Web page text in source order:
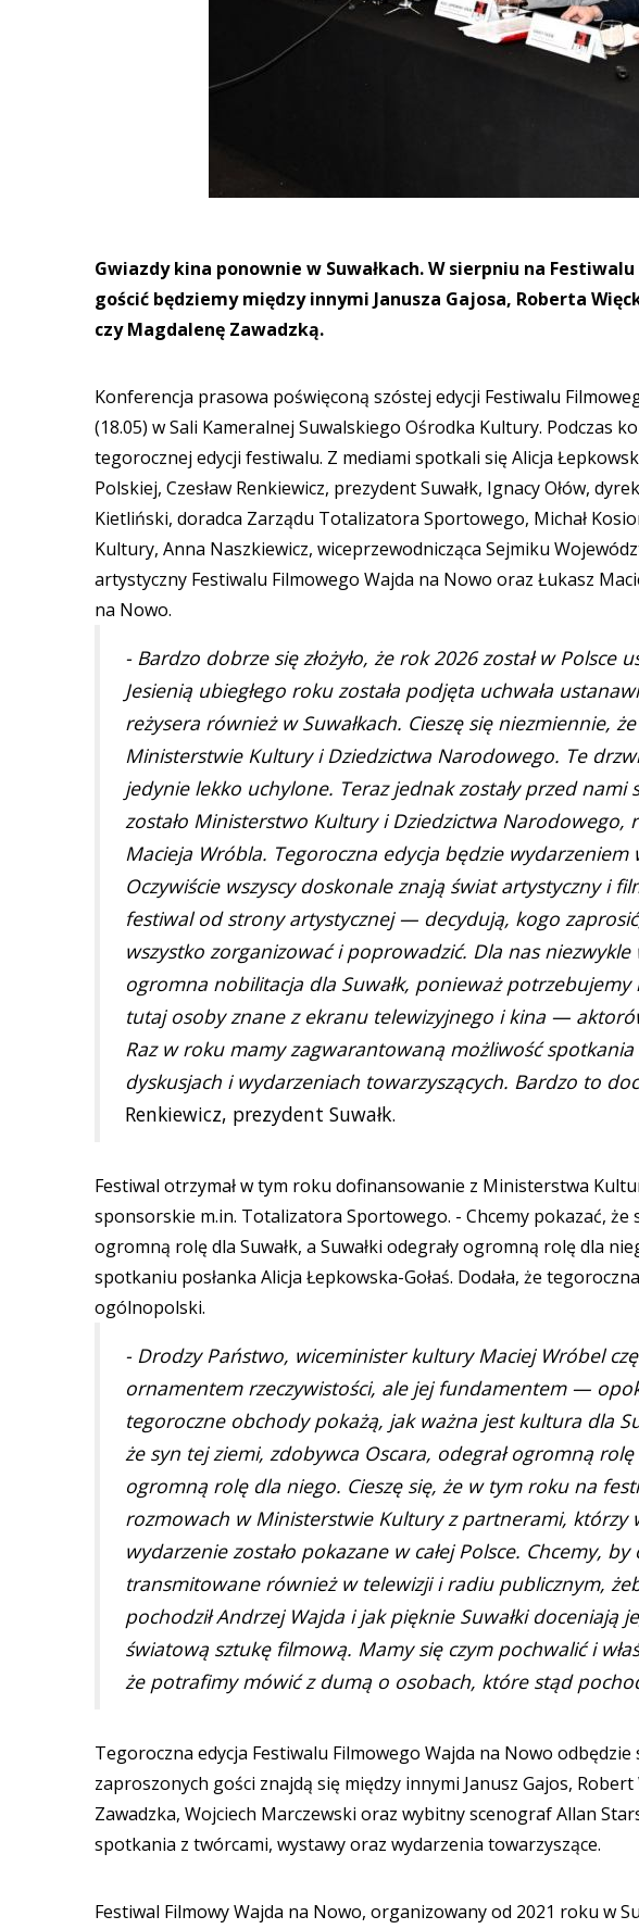
Gwiazdy kina ponownie w Suwałkach. W sierpniu na
gościć będziemy między innymi Janusza Gajosa, Roberta
czy Magdalenę Zawadzką.
Konferencja prasowa poświęconą szóstej edycji Festiwalu
(18.05) w Sali Kameralnej Suwalskiego Ośrodka Kultury.
tegorocznej edycji festiwalu. Z mediami spotkali się Alicja
Polskiej, Czesław Renkiewicz, prezydent Suwałk, Ignacy Ołów,
Kietliński, doradca Zarządu Totalizatora Sportowego, Michał
Kultury, Anna Naszkiewicz, wiceprzewodnicząca Sejmiku
artystyczny Festiwalu Filmowego Wajda na Nowo oraz Łukasz
na Nowo.
- Bardzo dobrze się złożyło, że rok 2026 został w
Jesienią ubiegłego roku została podjęta uchwała
reżysera również w Suwałkach. Cieszę się niezmiennie,
Ministerstwie Kultury i Dziedzictwa Narodowego. Te
jedynie lekko uchylone. Teraz jednak zostały przed
zostało Ministerstwo Kultury i Dziedzictwa
Macieja Wróbla. Tegoroczna edycja będzie
Oczywiście wszyscy doskonale znają świat artystyczny i
festiwal od strony artystycznej — decydują, kogo
wszystko zorganizować i poprowadzić. Dla nas
ogromna nobilitacja dla Suwałk, ponieważ potrzebujemy
tutaj osoby znane z ekranu telewizyjnego i kina —
Raz w roku mamy zagwarantowaną możliwość
dyskusjach i wydarzeniach towarzyszących. Bardzo to
Renkiewicz, prezydent Suwałk.
Festiwal otrzymał w tym roku dofinansowanie z Ministerstwa
sponsorskie m.in. Totalizatora Sportowego. - Chcemy pokazać, że
ogromną rolę dla Suwałk, a Suwałki odegrały ogromną rolę dla
spotkaniu posłanka Alicja Łepkowska-Gołaś. Dodała, że
ogólnopolski.
- Drodzy Państwo, wiceminister kultury Maciej Wróbel
ornamentem rzeczywistości, ale jej fundamentem —
tegoroczne obchody pokażą, jak ważna jest kultura dla
że syn tej ziemi, zdobywca Oscara, odegrał ogromną rolę
ogromną rolę dla niego. Cieszę się, że w tym roku na
rozmowach w Ministerstwie Kultury z partnerami, którzy
wydarzenie zostało pokazane w całej Polsce. Chcemy, by
transmitowane również w telewizji i radiu publicznym,
pochodził Andrzej Wajda i jak pięknie Suwałki doceniają
światową sztukę filmową. Mamy się czym pochwalić i
że potrafimy mówić z dumą o osobach, które stąd
Tegoroczna edycja Festiwalu Filmowego Wajda na Nowo
zaproszonych gości znajdą się między innymi Janusz Gajos,
Zawadzka, Wojciech Marczewski oraz wybitny scenograf Allan
spotkania z twórcami, wystawy oraz wydarzenia towarzyszące.
Festiwal Filmowy Wajda na Nowo, organizowany od 2021 roku w